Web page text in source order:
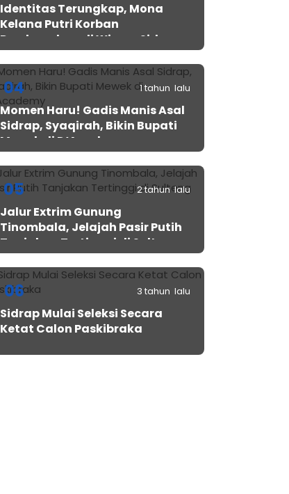
Identitas Terungkap, Mona
Kelana Putri Korban
Pembunuhan di Wisma Sidrap
04 1 tahun lalu
Momen Haru! Gadis Manis Asal
Sidrap, Syaqirah, Bikin Bupati
Mewek di D’Academy​
05 2 tahun lalu
Jalur Extrim Gunung
Tinombala, Jelajah Pasir Putih
Tanjakan Tertinggi di Sulteng
06 3 tahun lalu
Sidrap Mulai Seleksi Secara
Ketat Calon Paskibraka